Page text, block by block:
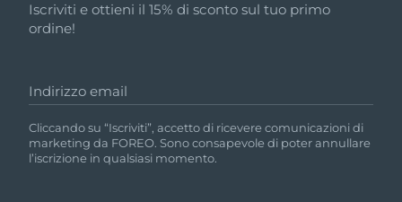
Iscriviti e ottieni il 15% di sconto sul tuo primo
ordine!
Indirizzo email
Cliccando su “Iscriviti”, accetto di ricevere comunicazioni di
marketing da FOREO. Sono consapevole di poter annullare
l’iscrizione in qualsiasi momento.